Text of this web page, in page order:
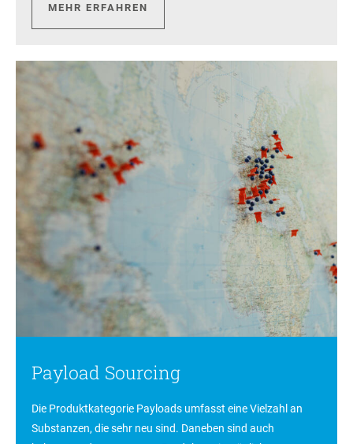
MEHR ERFAHREN
Payload Sourcing
Die Produktkategorie Payloads umfasst eine Vielzahl an
Substanzen, die sehr neu sind. Daneben sind auch